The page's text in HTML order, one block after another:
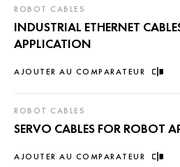
AJOUTER AU COMPARATEUR
ROBOT CABLES
INDUSTRIAL ETHERNET
APPLICATION
AJOUTER AU COMPARATEUR
ROBOT CABLES
SERVO CABLES FOR ROBOT